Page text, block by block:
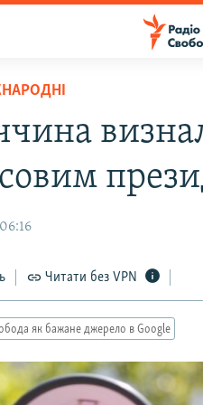
Читати без VPN
як бажане джерело в Google